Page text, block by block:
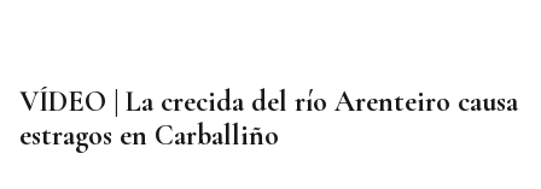
VÍDEO | La crecida del río Arenteiro causa
estragos en Carballiño